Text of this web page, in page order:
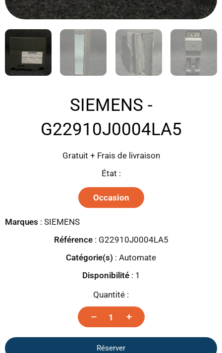
SIEMENS -
G22910J0004LA5
Gratuit + Frais de livraison
État :
Occasion
Marques : SIEMENS
Référence: G22910J0004LA5
Catégorie(s) : Automate
Disponibilité: 1
Quantité :
– +
Réserver